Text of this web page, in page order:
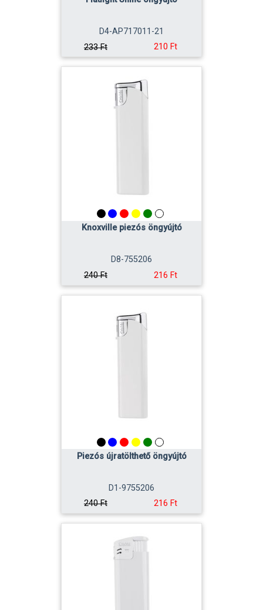
D4-AP717011-21
233 Ft
210 Ft
Knoxville piezós öngyújtó
D8-755206
240 Ft
216 Ft
Piezós újratölthető öngyújtó
D1-9755206
240 Ft
216 Ft